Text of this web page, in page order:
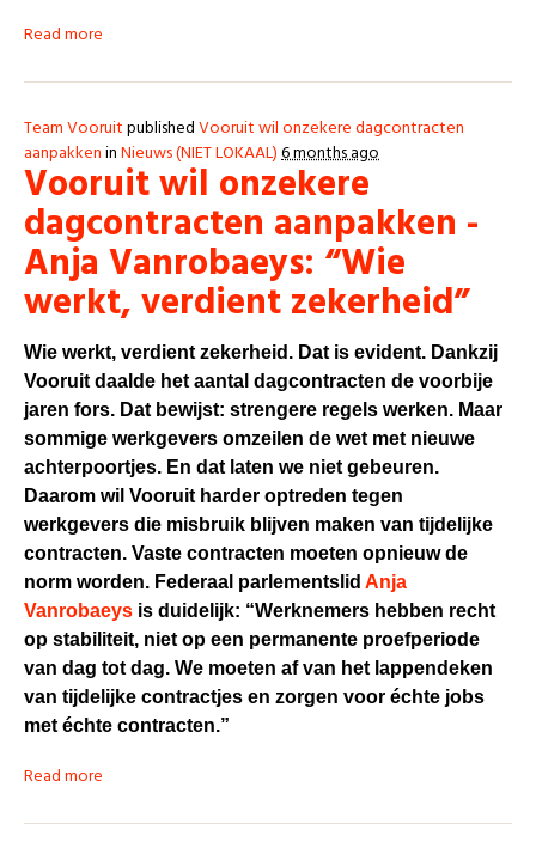
Read more
Team VooruitpublishedVooruit wil onzekere dagcontracten
aanpakkeninNieuws (NIET LOKAAL)6 months ago
Vooruit wil onzekere
dagcontracten aanpakken -
Anja Vanrobaeys: “Wie
werkt, verdient zekerheid”
Wie werkt, verdient zekerheid. Dat is evident. Dankzij
Vooruit daalde het aantal dagcontracten de voorbije
jaren fors. Dat bewijst: strengere regels werken. Maar
sommige werkgevers omzeilen de wet met nieuwe
achterpoortjes. En dat laten we niet gebeuren.
Daarom wil Vooruit harder optreden tegen
werkgevers die misbruik blijven maken van tijdelijke
contracten. Vaste contracten moeten opnieuw de
norm worden. Federaal parlementslid Anja
Vanrobaeys is duidelijk: “Werknemers hebben recht
op stabiliteit, niet op een permanente proefperiode
van dag tot dag. We moeten af van het lappendeken
van tijdelijke contractjes en zorgen voor échte jobs
met échte contracten.”
Read more